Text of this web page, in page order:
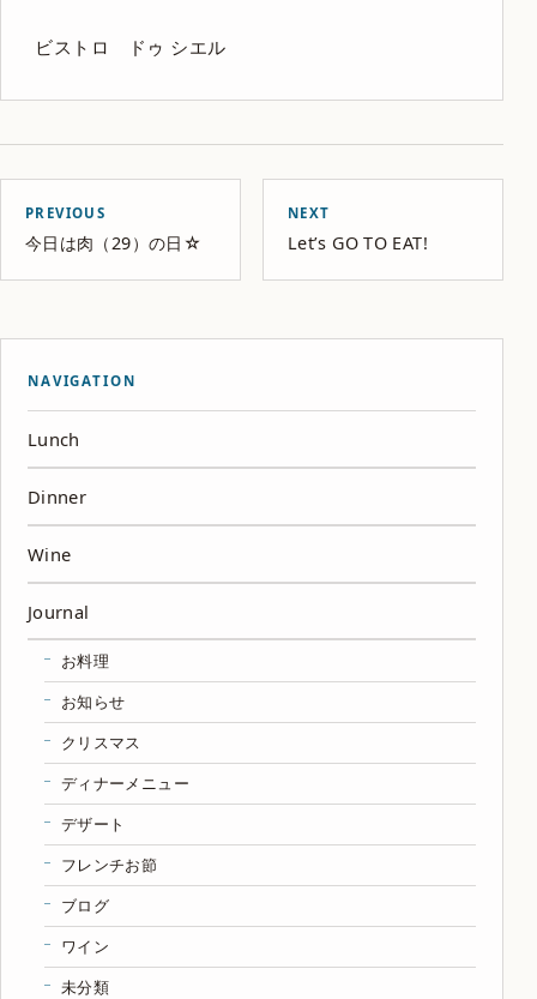
ビストロ ドゥ シエル
PREVIOUS
今日は肉（29）の日☆
NEXT
Let’s GO TO EAT!
NAVIGATION
Lunch
Dinner
Wine
Journal
お料理
お知らせ
クリスマス
ディナーメニュー
デザート
フレンチお節
ブログ
ワイン
未分類